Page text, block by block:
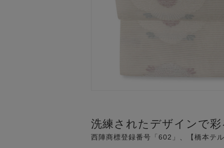
洗練されたデザインで
西陣商標登録番号「602」、【橋本テ